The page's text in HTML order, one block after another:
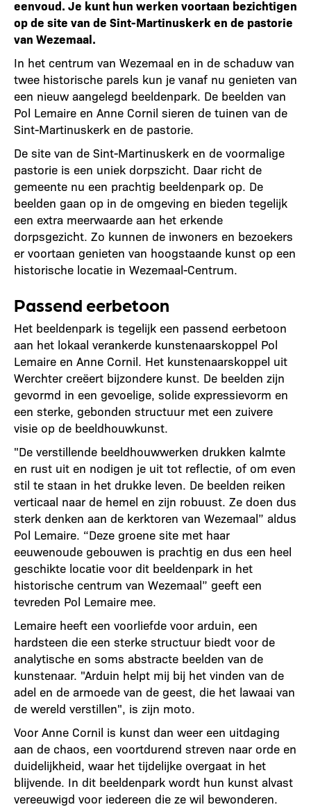
eenvoud. Je kunt hun werken voortaan bezichtigen
op de site van de Sint-Martinuskerk en de pastorie
van Wezemaal.
In het centrum van Wezemaal en in de schaduw van
twee historische parels kun je vanaf nu genieten van
een nieuw aangelegd beeldenpark. De beelden van
Pol Lemaire en Anne Cornil sieren de tuinen van de
Sint-Martinuskerk en de pastorie.
De site van de Sint-Martinuskerk en de voormalige
pastorie is een uniek dorpszicht. Daar richt de
gemeente nu een prachtig beeldenpark op. De
beelden gaan op in de omgeving en bieden tegelijk
een extra meerwaarde aan het erkende
dorpsgezicht. Zo kunnen de inwoners en bezoekers
er voortaan genieten van hoogstaande kunst op een
historische locatie in Wezemaal-Centrum.
Passend eerbetoon
Het beeldenpark is tegelijk een passend eerbetoon
aan het lokaal verankerde kunstenaarskoppel Pol
Lemaire en Anne Cornil. Het kunstenaarskoppel uit
Werchter creëert bijzondere kunst. De beelden zijn
gevormd in een gevoelige, solide expressievorm en
een sterke, gebonden structuur met een zuivere
visie op de beeldhouwkunst.
"De verstillende beeldhouwwerken drukken kalmte
en rust uit en nodigen je uit tot reflectie, of om even
stil te staan in het drukke leven. De beelden reiken
verticaal naar de hemel en zijn robuust. Ze doen dus
sterk denken aan de kerktoren van Wezemaal” aldus
Pol Lemaire. “Deze groene site met haar
eeuwenoude gebouwen is prachtig en dus een heel
geschikte locatie voor dit beeldenpark in het
historische centrum van Wezemaal” geeft een
tevreden Pol Lemaire mee.
Lemaire heeft een voorliefde voor arduin, een
hardsteen die een sterke structuur biedt voor de
analytische en soms abstracte beelden van de
kunstenaar. "Arduin helpt mij bij het vinden van de
adel en de armoede van de geest, die het lawaai van
de wereld verstillen", is zijn moto.
Voor Anne Cornil is kunst dan weer een uitdaging
aan de chaos, een voortdurend streven naar orde en
duidelijkheid, waar het tijdelijke overgaat in het
blijvende. In dit beeldenpark wordt hun kunst alvast
vereeuwigd voor iedereen die ze wil bewonderen.